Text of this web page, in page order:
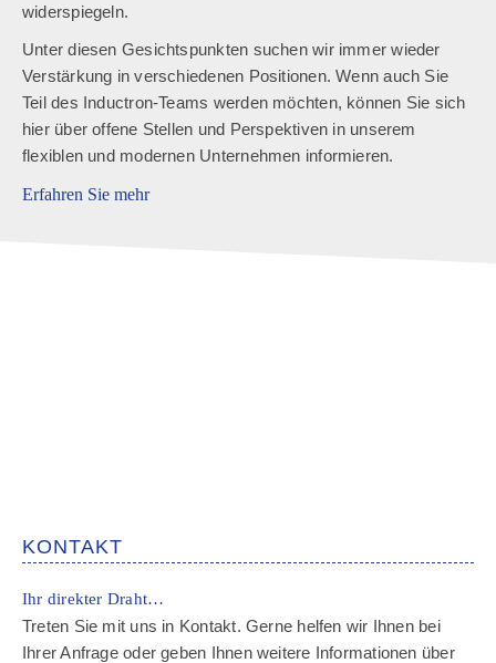
widerspiegeln.
Unter diesen Gesichtspunkten suchen wir immer wieder
Verstärkung in verschiedenen Positionen. Wenn auch Sie
Teil des Inductron-Teams werden möchten, können Sie sich
hier über offene Stellen und Perspektiven in unserem
flexiblen und modernen Unternehmen informieren.
Erfahren Sie mehr
KONTAKT
Ihr direkter Draht…
Treten Sie mit uns in Kontakt. Gerne helfen wir Ihnen bei
Ihrer Anfrage oder geben Ihnen weitere Informationen über